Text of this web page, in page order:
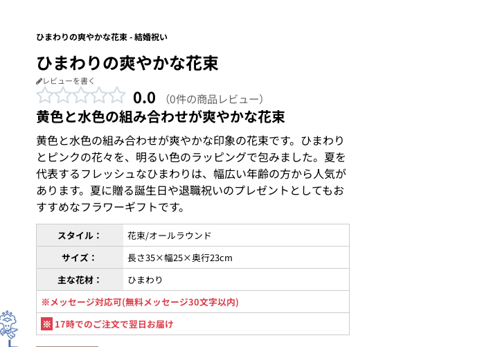
ひまわりの爽やかな花束 - 結婚祝い
ひまわりの爽やかな花束
レビューを書く
0.0 （0件の商品レビュー）
黄色と水色の組み合わせが爽やかな花束
黄色と水色の組み合わせが爽やかな印象の花束です。ひまわり
とピンクの花々を、明るい色のラッピングで包みました。夏を
代表するフレッシュなひまわりは、幅広い年齢の方から人気が
あります。夏に贈る誕生日や退職祝いのプレゼントとしてもお
すすめなフラワーギフトです。
スタイル：
花束/オールラウンド
サイズ：
長さ35×幅25×奥行23cm
主な花材：
ひまわり
※メッセージ対応可(無料メッセージ30文字以内)
※ 17時でのご注文で翌日お届け